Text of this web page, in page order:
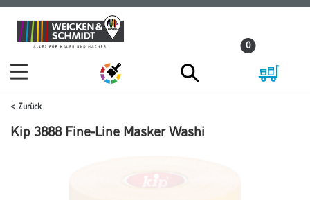
Zum
Inhalt
Zum
Navigationsmenü
0
Zurück
Kip 3888 Fine-Line Masker Washi